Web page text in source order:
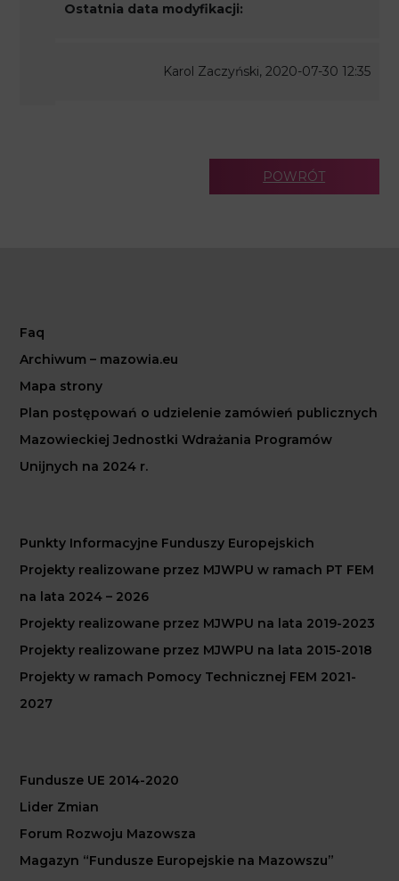
Ostatnia data modyfikacji:
Karol Zaczyński, 2020-07-30 12:35
POWRÓT
Faq
Archiwum – mazowia.eu
Mapa strony
Plan postępowań o udzielenie zamówień publicznych
Mazowieckiej Jednostki Wdrażania Programów
Unijnych na 2024 r.
Punkty Informacyjne Funduszy Europejskich
Projekty realizowane przez MJWPU w ramach PT FEM
na lata 2024 – 2026
Projekty realizowane przez MJWPU na lata 2019-2023
Projekty realizowane przez MJWPU na lata 2015-2018
Projekty w ramach Pomocy Technicznej FEM 2021-
2027
Fundusze UE 2014-2020
Lider Zmian
Forum Rozwoju Mazowsza
Magazyn “Fundusze Europejskie na Mazowszu”